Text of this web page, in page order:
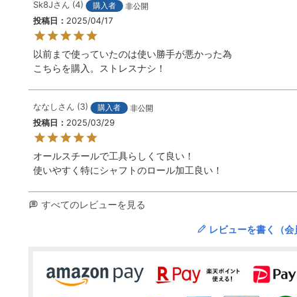
Sk8J 4 購入者 非公開
投稿日 2025/04/17
以前まで使っていたのは使い勝手が悪かった為
こちらを購入。ストレスナシ！
ななし 3 購入者 非公開
投稿日 2025/03/29
オールスチールで工具らしくて良い！
使いやすく特にシャフトのロール加工良い！
すべてのレビューを見る
レビューを書く（